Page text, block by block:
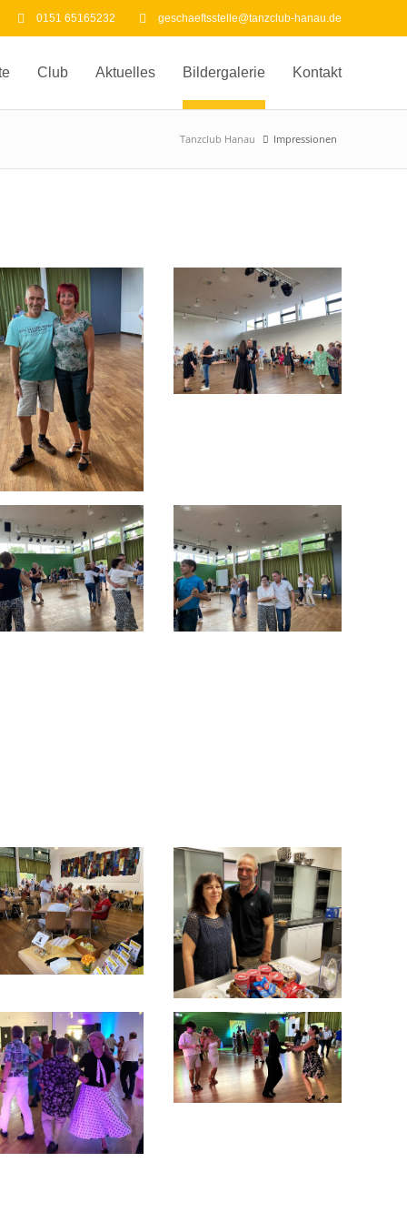
0151 65165232 geschaeftsstelle@tanzclub-hanau.de
Club Aktuelles Bildergalerie Kontakt
Tanzclub Hanau Impressionen